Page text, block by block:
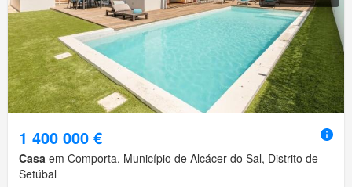
1 400 000 €
Casa em Comporta, Município de Alcácer do Sal, Distrito de
Setúbal